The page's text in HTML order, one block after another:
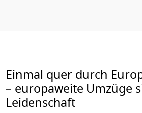
Einmal quer durch
– europaweite Umzüge
Leidenschaft